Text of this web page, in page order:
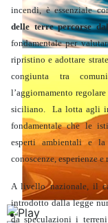
Ambiente
incendi, è essenziale
delle terre percorse
fondamentale per
ripristino e adottare
congiunta tra
l’aggiornamento
siciliano. La lotta agli
fondamentale che le
esperti ambientali e
conoscenze, esperienze e
A livello nazionale, il
introdotto dalla legge
da speculazioni i